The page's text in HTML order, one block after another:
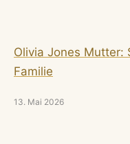
Olivia Jones Mutter:
Familie
13. Mai 2026